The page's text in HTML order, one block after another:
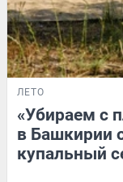
ЛЕТО
«Убираем с
в Башкирии
купальный